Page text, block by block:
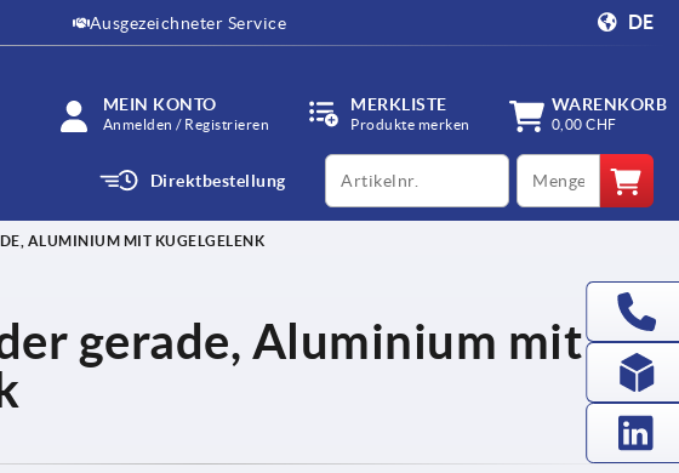
Ausgezeichneter Service DE
MEIN KONTO
Anmelden / Registrieren
MERKLISTE
Produkte merken
WARENKORB
0,00 CHF
Direktbestellung
productCode qty
ALUMINIUM MIT KUGELGELENK
gerade, Aluminium mit